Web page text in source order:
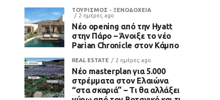
ΤΟΥΡΙΣΜΟΣ - ΞΕΝΟΔΟΧΕΙΑ
2 ημέρες ago
Νέο opening από την Hyatt
στην Πάρο – Άνοιξε το νέο
Parian Chronicle στον Κάμπο
REAL ESTATE 2 ημέρες ago
Νέο masterplan για 5.000
στρέμματα στον Ελαιώνα
“στα σκαριά” – Τι θα αλλάξει